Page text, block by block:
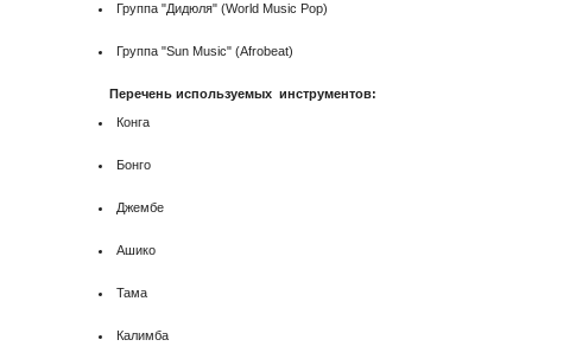
Группа "Дидюля" (World Musiс Pop)
Группа "Sun Music" (Afrobeat)
Перечень используемых инструментов:
Конга
Бонго
Джембе
Ашико
Тама
Калимба